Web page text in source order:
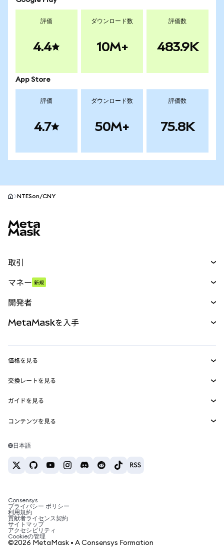
評価
4.4
ダウンロード数
10M+
評価数
483.9K
App Store
評価
4.7
ダウンロード数
50M+
評価数
75.8K
NTESon/CNY
取引
パーペチュアル
RWA
マネー 新規
開発者
MetaMask Connect
Snaps
Web3サービス
MetaMaskを入手
セキュリティ
サポート
キャリア
お問い合わせ
価格を見る
イーサリアムの価格
Solanaの価格
Tetherの価格
交換レートを見る
ETH→USD
USDT→INR
BTC→INR
ETH→USDT
ガイドを見る
ETHの購入
USDTの購入
SHIBの購入
BNBの購入
コンテンツを見る
Solanaウォレット
税制関連ニュース
暗号資産の購入方法は？
ビットコインを売るには？
日本語
Consensys
プライバシー ポリシー
利用規約
貢献者ライセンス契約
サイトマップ
アクセシビリティ
Cookieの管理
©2026 MetaMask • A Consensys Formation